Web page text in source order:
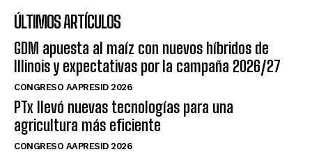
ÚLTIMOS ARTÍCULOS
GDM apuesta al maíz con nuevos híbridos de
Illinois y expectativas por la campaña 2026/27
CONGRESO AAPRESID 2026
PTx llevó nuevas tecnologías para una
agricultura más eficiente
CONGRESO AAPRESID 2026